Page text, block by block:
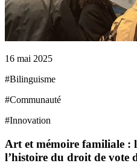
16 mai 2025
#Bilinguisme
#Communauté
#Innovation
Art et mémoire familiale :
l’histoire du droit de vote